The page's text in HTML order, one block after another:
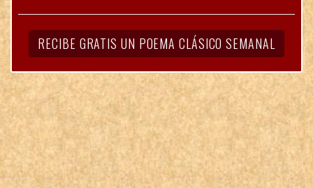
RECIBE GRATIS UN POEMA CLÁSICO SEMANAL